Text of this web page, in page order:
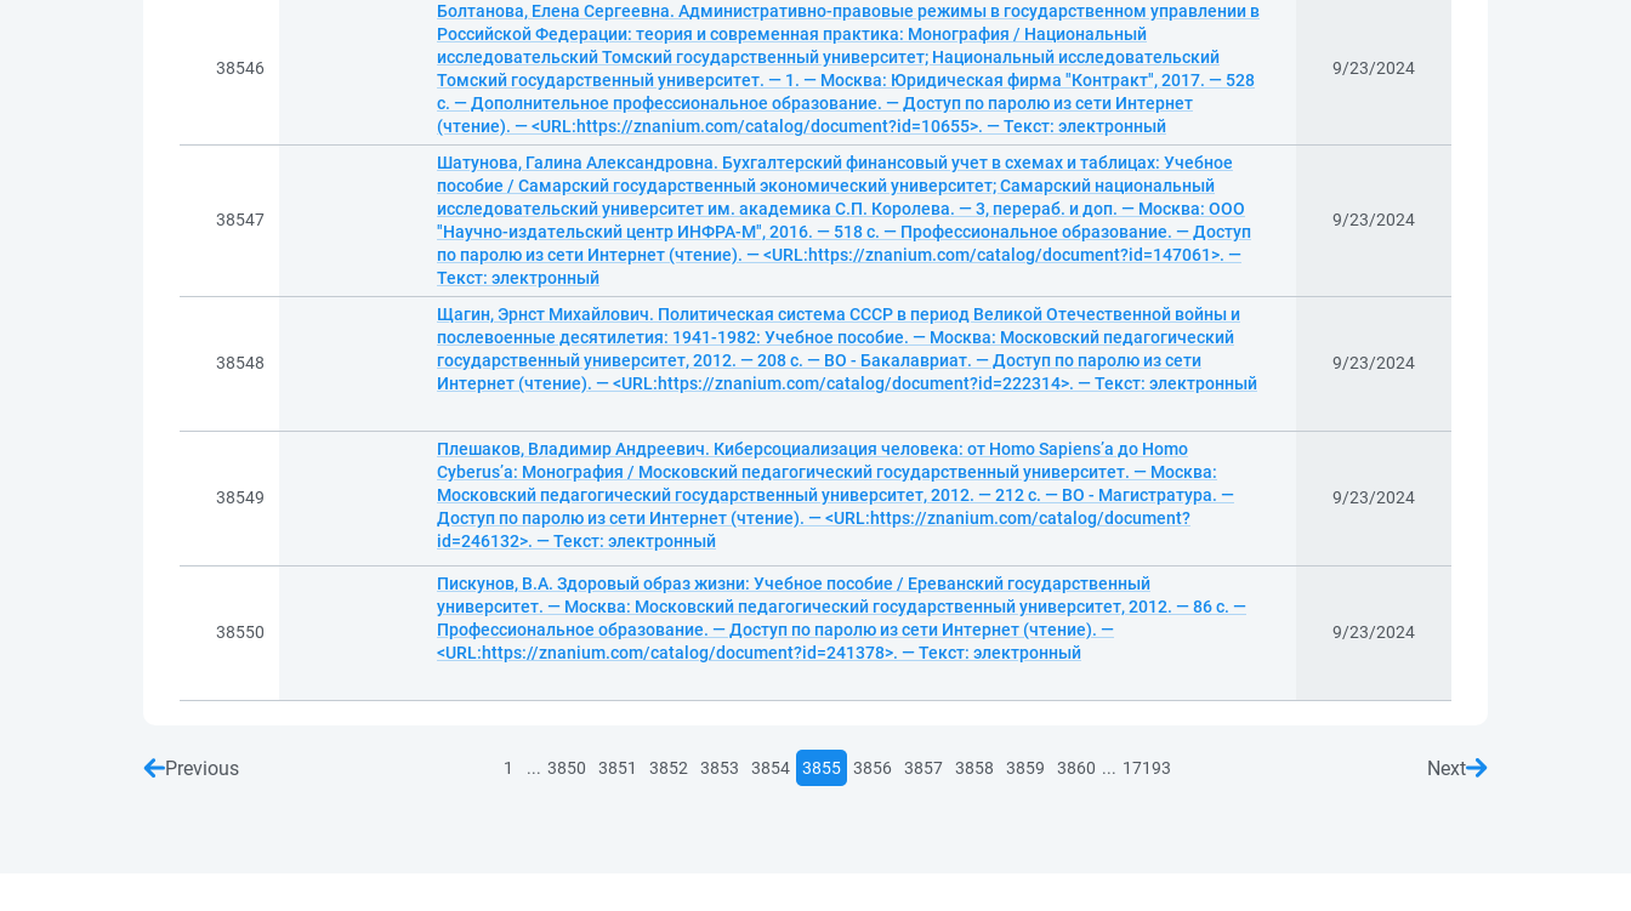
38546
Болтанова, Елена Сергеевна. Административно-правовые режимы в государственном управлении в
Российской Федерации: теория и современная практика: Монография / Национальный
исследовательский Томский государственный университет; Национальный исследовательский
Томский государственный университет. — 1. — Москва: Юридическая фирма "Контракт", 2017. — 528
с. — Дополнительное профессиональное образование. — Доступ по паролю из сети Интернет
(чтение). — <URL:https://znanium.com/catalog/document?id=10655>. — Текст: электронный
9/23/2024
38547
Шатунова, Галина Александровна. Бухгалтерский финансовый учет в схемах и таблицах: Учебное
пособие / Самарский государственный экономический университет; Самарский национальный
исследовательский университет им. академика С.П. Королева. — 3, перераб. и доп. — Москва: ООО
"Научно-издательский центр ИНФРА-М", 2016. — 518 с. — Профессиональное образование. — Доступ
по паролю из сети Интернет (чтение). — <URL:https://znanium.com/catalog/document?id=147061>. —
Текст: электронный
9/23/2024
38548
Щагин, Эрнст Михайлович. Политическая система СССР в период Великой Отечественной войны и
послевоенные десятилетия: 1941-1982: Учебное пособие. — Москва: Московский педагогический
государственный университет, 2012. — 208 с. — ВО - Бакалавриат. — Доступ по паролю из сети
Интернет (чтение). — <URL:https://znanium.com/catalog/document?id=222314>. — Текст: электронный
9/23/2024
38549
Плешаков, Владимир Андреевич. Киберсоциализация человека: от Homo Sapiens’a до Homo
Cyberus’a: Монография / Московский педагогический государственный университет. — Москва:
Московский педагогический государственный университет, 2012. — 212 с. — ВО - Магистратура. —
Доступ по паролю из сети Интернет (чтение). — <URL:https://znanium.com/catalog/document?
id=246132>. — Текст: электронный
9/23/2024
38550
Пискунов, В.А. Здоровый образ жизни: Учебное пособие / Ереванский государственный
университет. — Москва: Московский педагогический государственный университет, 2012. — 86 с. —
Профессиональное образование. — Доступ по паролю из сети Интернет (чтение). —
<URL:https://znanium.com/catalog/document?id=241378>. — Текст: электронный
9/23/2024
Previous 1 ... 3850 3851 3852 3853 3854 3855 3856 3857 3858 3859 3860 ... 17193 Next